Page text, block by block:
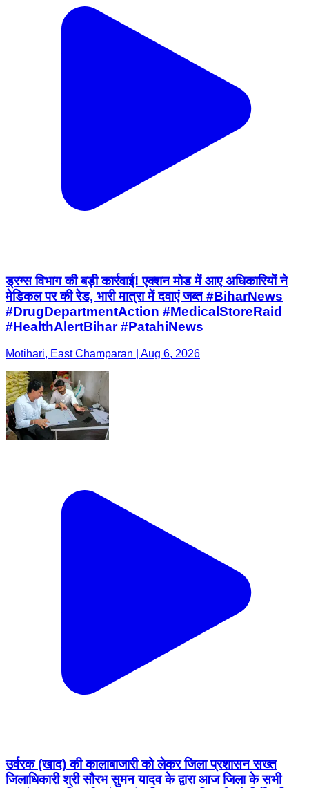
ड्रग्स विभाग की बड़ी कार्रवाई! एक्शन मोड में आए अधिकारियों ने
मेडिकल पर की रेड, भारी मात्रा में दवाएं जब्त #BiharNews
#DrugDepartmentAction #MedicalStoreRaid
#HealthAlertBihar #PatahiNews
Motihari, East Champaran | Aug 6, 2026
उर्वरक (खाद) की कालाबाजारी को लेकर जिला प्रशासन सख्त
जिलाधिकारी श्री सौरभ सुमन यादव के द्वारा आज जिला के सभी